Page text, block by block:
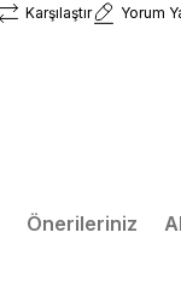
Karşılaştır Yorum
Önerileriniz